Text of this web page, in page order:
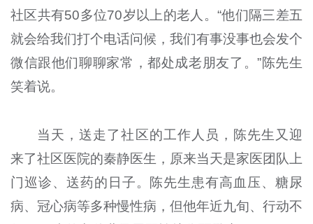
社区共有50多位70岁以上的老人。“他们隔三差五
就会给我们打个电话问候，我们有事没事也会发个
微信跟他们聊聊家常，都处成老朋友了。”陈先生
笑着说。
当天，送走了社区的工作人员，陈先生又迎
来了社区医院的秦静医生，原来当天是家医团队上
门巡诊、送药的日子。陈先生患有高血压、糖尿
病、冠心病等多种慢性病，但他年近九旬、行动不